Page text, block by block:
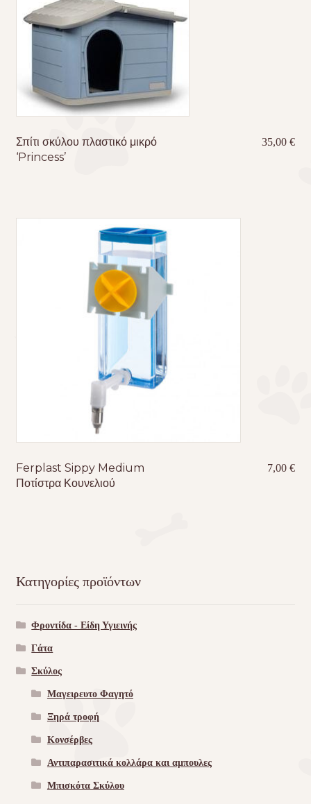
Σπίτι σκύλου πλαστικό μικρό
‘Princess’
35,00€
Ferplast Sippy Medium
Ποτίστρα Κουνελιού
7,00€
Κατηγορίες προϊόντων
Φροντίδα - Είδη Υγιεινής
Γάτα
Σκύλος
Μαγειρευτο Φαγητό
Ξηρά τροφή
Κονσέρβες
Αντιπαρασιτικά κολλάρα και αμπουλες
Μπισκότα Σκύλου